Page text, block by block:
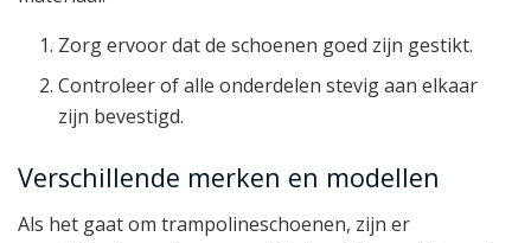
Zorg ervoor dat de schoenen goed zijn gestikt.
Controleer of alle onderdelen stevig aan elkaar
zijn bevestigd.
Verschillende merken en modellen
Als het gaat om trampolineschoenen, zijn er